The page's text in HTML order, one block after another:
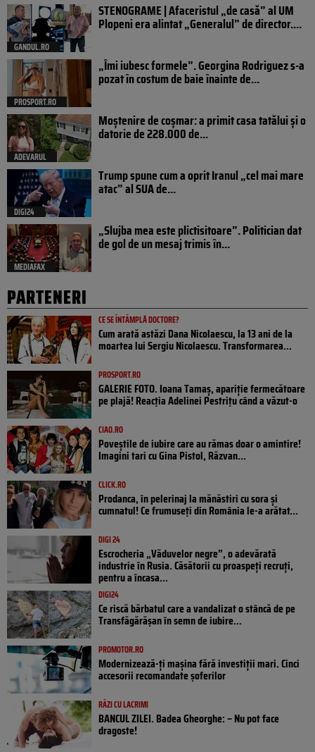
GANDUL.RO
STENOGRAME | Afaceristul „de casă” al UM
Plopeni era alintat „Generalul” de director....
PROSPORT.RO
„Îmi iubesc formele”. Georgina Rodriguez s-a
pozat în costum de baie înainte de...
ADEVARUL
Moștenire de coșmar: a primit casa tatălui și o
datorie de 228.000 de...
DIGI24
Trump spune cum a oprit Iranul „cel mai mare
atac” al SUA de...
MEDIAFAX
„Slujba mea este plictisitoare”. Politician dat
de gol de un mesaj trimis în...
PARTENERI
CE SE ÎNTÂMPLĂ DOCTORE?
Cum arată astăzi Dana Nicolaescu, la 13 ani de la
moartea lui Sergiu Nicolaescu. Transformarea...
PROSPORT.RO
GALERIE FOTO. Ioana Tamaş, apariție fermecătoare
pe plajă! Reacția Adelinei Pestrițu când a văzut-o
CIAO.RO
Poveştile de iubire care au rămas doar o amintire!
Imagini tari cu Gina Pistol, Răzvan...
CLICK.RO
Prodanca, în pelerinaj la mănăstiri cu sora și
cumnatul! Ce frumuseți din România le-a arătat...
DIGI 24
Escrocheria „Văduvelor negre”, o adevărată
industrie în Rusia. Căsătorii cu proaspeți recruți,
pentru a încasa...
DIGI24
Ce riscă bărbatul care a vandalizat o stâncă de pe
Transfăgărășan în semn de iubire...
PROMOTOR.RO
Modernizează-ți mașina fără investiții mari. Cinci
accesorii recomandate șoferilor
RÂZI CU LACRIMI
BANCUL ZILEI. Badea Gheorghe: – Nu pot face
dragoste!